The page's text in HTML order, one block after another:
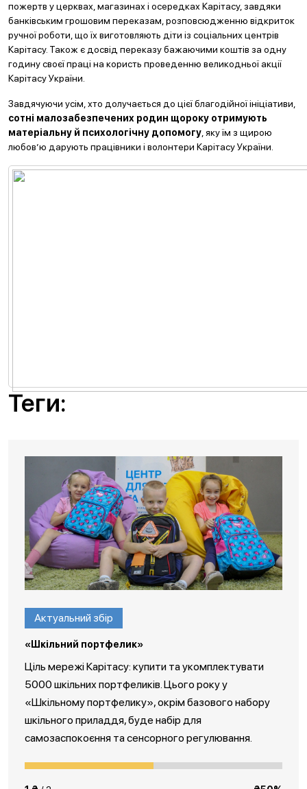
пожертв у церквах, магазинах і осередках Карітасу, завдяки
банківським грошовим переказам, розповсюдженню відкриток
ручної роботи, що їх виготовляють діти із соціальних центрів
Карітасу. Також є досвід переказу бажаючими коштів за одну
годину своєї праці на користь проведенню великодньої акції
Карітасу України.
Завдячуючи усім, хто долучається до цієї благодійної ініціативи,
сотні малозабезпечених родин щороку отримують
матеріальну й психологічну допомогу , яку їм з щирою
любов’ю дарують працівники і волонтери Карітасу України.
Теги:
Актуальний збір
«Шкільний портфелик»
Ціль мережі Карітасу: купити та укомплектувати
5000 шкільних портфеликів. Цього року у
«Шкільному портфелику», окрім базового набору
шкільного приладдя, буде набір для
самозаспокоєння та сенсорного регулювання.